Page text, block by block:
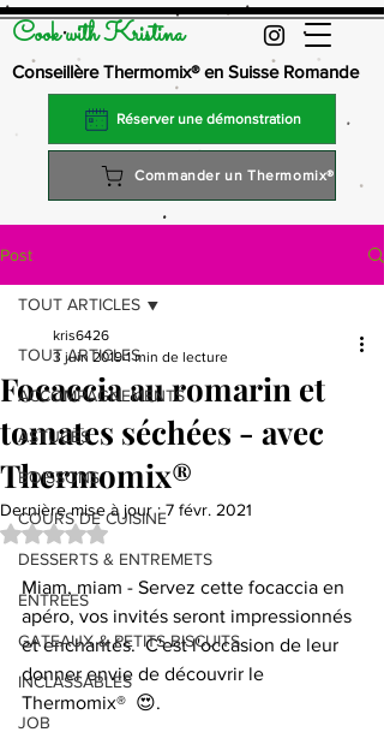
Cook with Kristina
Conseillère Thermomix® en Suisse Romande
Réserver une démonstration
Commander un Thermomix®
Post
TOUT ARTICLES
ACCOMPAGNEMENTS
ASTUCES
BOISSONS
COURS DE CUISINE
DESSERTS & ENTREMETS
ENTREES
GATEAUX & PETITS BISCUITS
INCLASSABLES
JOB
TOUT ARTICLES
Focaccia au romarin et
tomates séchées - avec
Thermomix®
kris6426
3 juin 2019 1 min de lecture
Dernière mise à jour :7 févr. 2021
Noté NaN étoiles sur 5.
Miam, miam - Servez cette focaccia en
apéro, vos invités seront impressionnés
et enchantés.  C'est l'occasion de leur
donner envie de découvrir le
Thermomix®  😍.